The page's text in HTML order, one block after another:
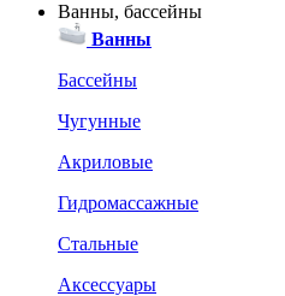
Ванны, бассейны
Ванны
Бассейны
Чугунные
Акриловые
Гидромассажные
Стальные
Аксессуары